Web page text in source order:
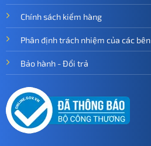
Chính sách kiểm hàng
Phân định trách nhiệm của các bên
Bảo hành - Đổi trả